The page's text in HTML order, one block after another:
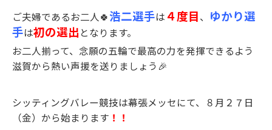
ご夫婦であるお二人🍀 浩二選手は ４度目 、
ゆかり選
手は初の選出 となります。
お二人揃って、念願の五輪で最高の力を発揮できるよう
滋賀から熱い声援を送りましょう🎉
シッティングバレー競技は幕張メッセにて、８月２７日
（金）から始まります ！！